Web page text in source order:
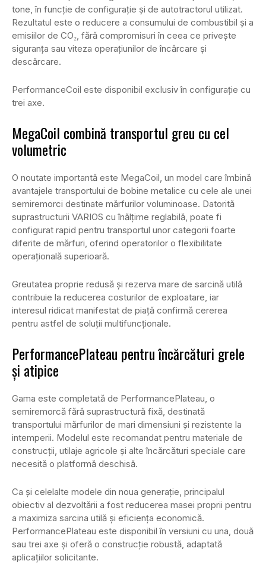
tone, în funcție de configurație și de autotractorul utilizat.
Rezultatul este o reducere a consumului de combustibil și a
emisiilor de CO₂, fără compromisuri în ceea ce privește
siguranța sau viteza operațiunilor de încărcare și
descărcare.
PerformanceCoil este disponibil exclusiv în configurație cu
trei axe.
MegaCoil combină transportul greu cu cel
volumetric
O noutate importantă este MegaCoil, un model care îmbină
avantajele transportului de bobine metalice cu cele ale unei
semiremorci destinate mărfurilor voluminoase. Datorită
suprastructurii VARIOS cu înălțime reglabilă, poate fi
configurat rapid pentru transportul unor categorii foarte
diferite de mărfuri, oferind operatorilor o flexibilitate
operațională superioară.
Greutatea proprie redusă și rezerva mare de sarcină utilă
contribuie la reducerea costurilor de exploatare, iar
interesul ridicat manifestat de piață confirmă cererea
pentru astfel de soluții multifuncționale.
PerformancePlateau pentru încărcături grele
și atipice
Gama este completată de PerformancePlateau, o
semiremorcă fără suprastructură fixă, destinată
transportului mărfurilor de mari dimensiuni și rezistente la
intemperii. Modelul este recomandat pentru materiale de
construcții, utilaje agricole și alte încărcături speciale care
necesită o platformă deschisă.
Ca și celelalte modele din noua generație, principalul
obiectiv al dezvoltării a fost reducerea masei proprii pentru
a maximiza sarcina utilă și eficiența economică.
PerformancePlateau este disponibil în versiuni cu una, două
sau trei axe și oferă o construcție robustă, adaptată
aplicațiilor solicitante.